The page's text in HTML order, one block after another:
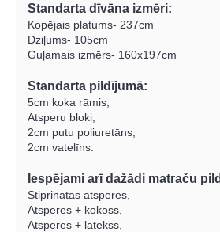
Standarta dīvāna izmēri:
Kopējais platums- 237cm
Dziļums- 105cm
Guļamais izmērs- 160x197cm
Standarta pildījumā:
5cm koka rāmis,
Atsperu bloki,
2cm putu poliuretāns,
2cm vatelīns.
Iespējami arī dažādi matraču
Stiprinātas atsperes,
Atsperes + kokoss,
Atsperes + latekss,